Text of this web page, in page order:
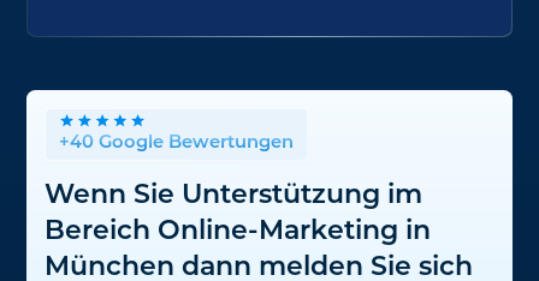
+40 Google Bewertungen
Wenn Sie Unterstützung im
Bereich Online-Marketing in
München dann melden Sie sich